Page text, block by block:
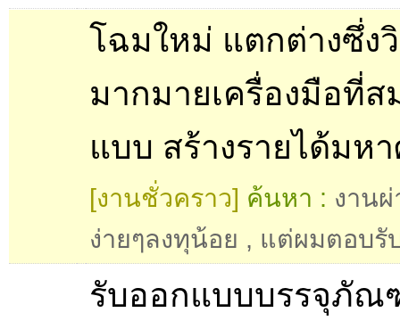
โฉมใหม่ แตกต่างซึ่ง
มากมายเครื่องมือที่
แบบ สร้างรายได้มห
[งานชั่วคราว] ค้นหา : งาน
ง่ายๆลงทุน้อย , แต่ผมตอบรั
รับออกแบบบรรจุภัณ